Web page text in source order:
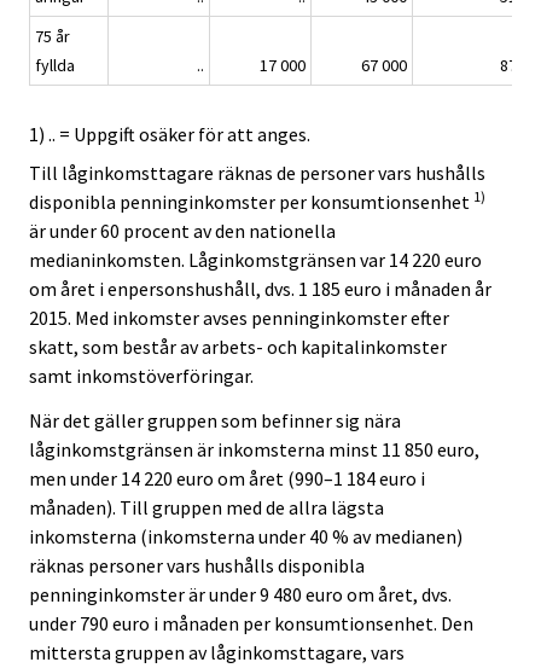
75 år
fyllda
.. 17 000 67 000 87
1) .. = Uppgift osäker för att anges.
Till låginkomsttagare räknas de personer vars hushålls
disponibla penninginkomster per konsumtionsenhet 1)
är under 60 procent av den nationella
medianinkomsten. Låginkomstgränsen var 14 220 euro
om året i enpersonshushåll, dvs. 1 185 euro i månaden år
2015. Med inkomster avses penninginkomster efter
skatt, som består av arbets- och kapitalinkomster
samt inkomstöverföringar.
När det gäller gruppen som befinner sig nära
låginkomstgränsen är inkomsterna minst 11 850 euro,
men under 14 220 euro om året (990–1 184 euro i
månaden). Till gruppen med de allra lägsta
inkomsterna (inkomsterna under 40 % av medianen)
räknas personer vars hushålls disponibla
penninginkomster är under 9 480 euro om året, dvs.
under 790 euro i månaden per konsumtionsenhet. Den
mittersta gruppen av låginkomsttagare, vars